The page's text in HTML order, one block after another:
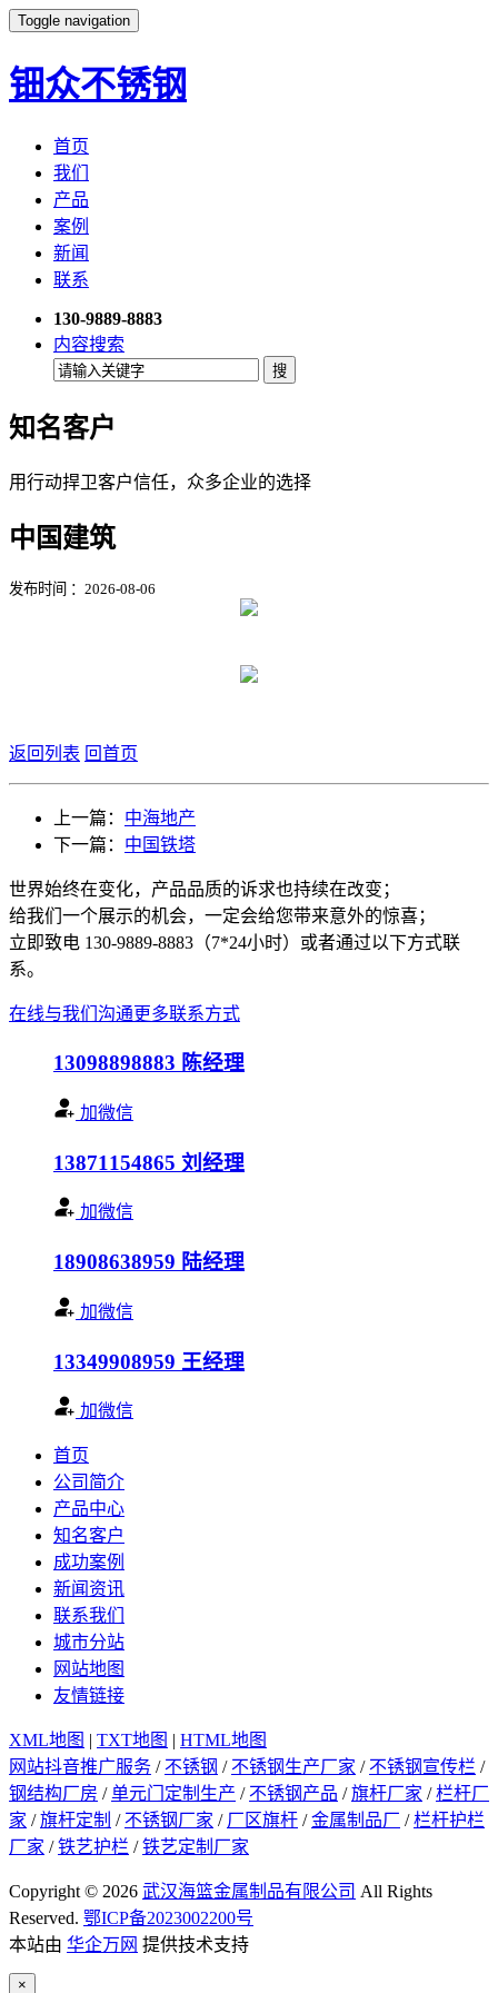
Toggle navigation
钿众不锈钢
首页
我们
产品
案例
新闻
联系
130-9889-8883
内容搜索
知名客户
用行动捍卫客户信任，众多企业的选择
中国建筑
发布时间 ：2026-08-06
返回列表 回首页
上一篇： 中海地产
下一篇： 中国铁塔
世界始终在变化，产品品质的诉求也持续在改变；
给我们一个展示的机会，一定会给您带来意外的惊喜；
立即致电 130-9889-8883（7*24小时）或者通过以下方式联
系。
在线与我们沟通更多联系方式
13098898883 陈经理
加微信
13871154865 刘经理
加微信
18908638959 陆经理
加微信
13349908959 王经理
加微信
首页
公司简介
产品中心
知名客户
成功案例
新闻资讯
联系我们
城市分站
网站地图
友情链接
XML地图 | TXT地图 | HTML地图
网站抖音推广服务 / 不锈钢 / 不锈钢生产厂家 / 不锈钢宣传栏 /
钢结构厂房 /单元门定制生产 / 不锈钢产品 /旗杆厂家 /栏杆厂
家 /旗杆定制 / 不锈钢厂家 / 厂区旗杆 /金属制品厂 /栏杆护栏
厂家 /铁艺护栏 /铁艺定制厂家
Copyright © 2026 武汉海篮金属制品有限公司 All Rights
Reserved. 鄂ICP备2023002200号
本站由 华企万网 提供技术支持
×